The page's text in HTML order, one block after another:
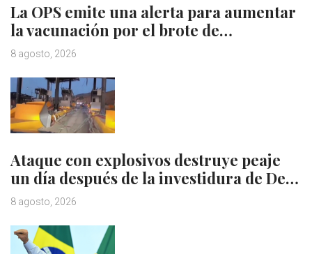
La OPS emite una alerta para aumentar
la vacunación por el brote de…
8 agosto, 2026
Ataque con explosivos destruye peaje
un día después de la investidura de De…
8 agosto, 2026